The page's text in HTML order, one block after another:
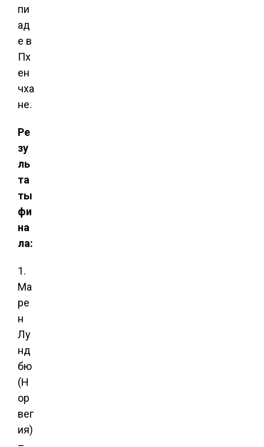
пи
ад
е в
Пх
ен
чха
не.
Ре
зу
ль
та
ты
фи
на
ла:
1.
Ма
ре
н
Лу
нд
бю
(Н
ор
вег
ия)